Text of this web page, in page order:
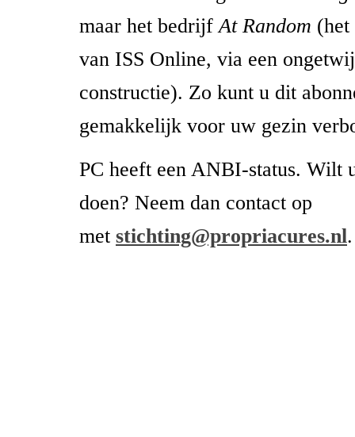
maar het bedrijfAt Random
van ISS Online, via een
constructie). Zo kunt u dit
gemakkelijk voor uw gezin
PC heeft een ANBI-status. Wilt
doen? Neem dan contact op
met stichting@propriacures.nl.